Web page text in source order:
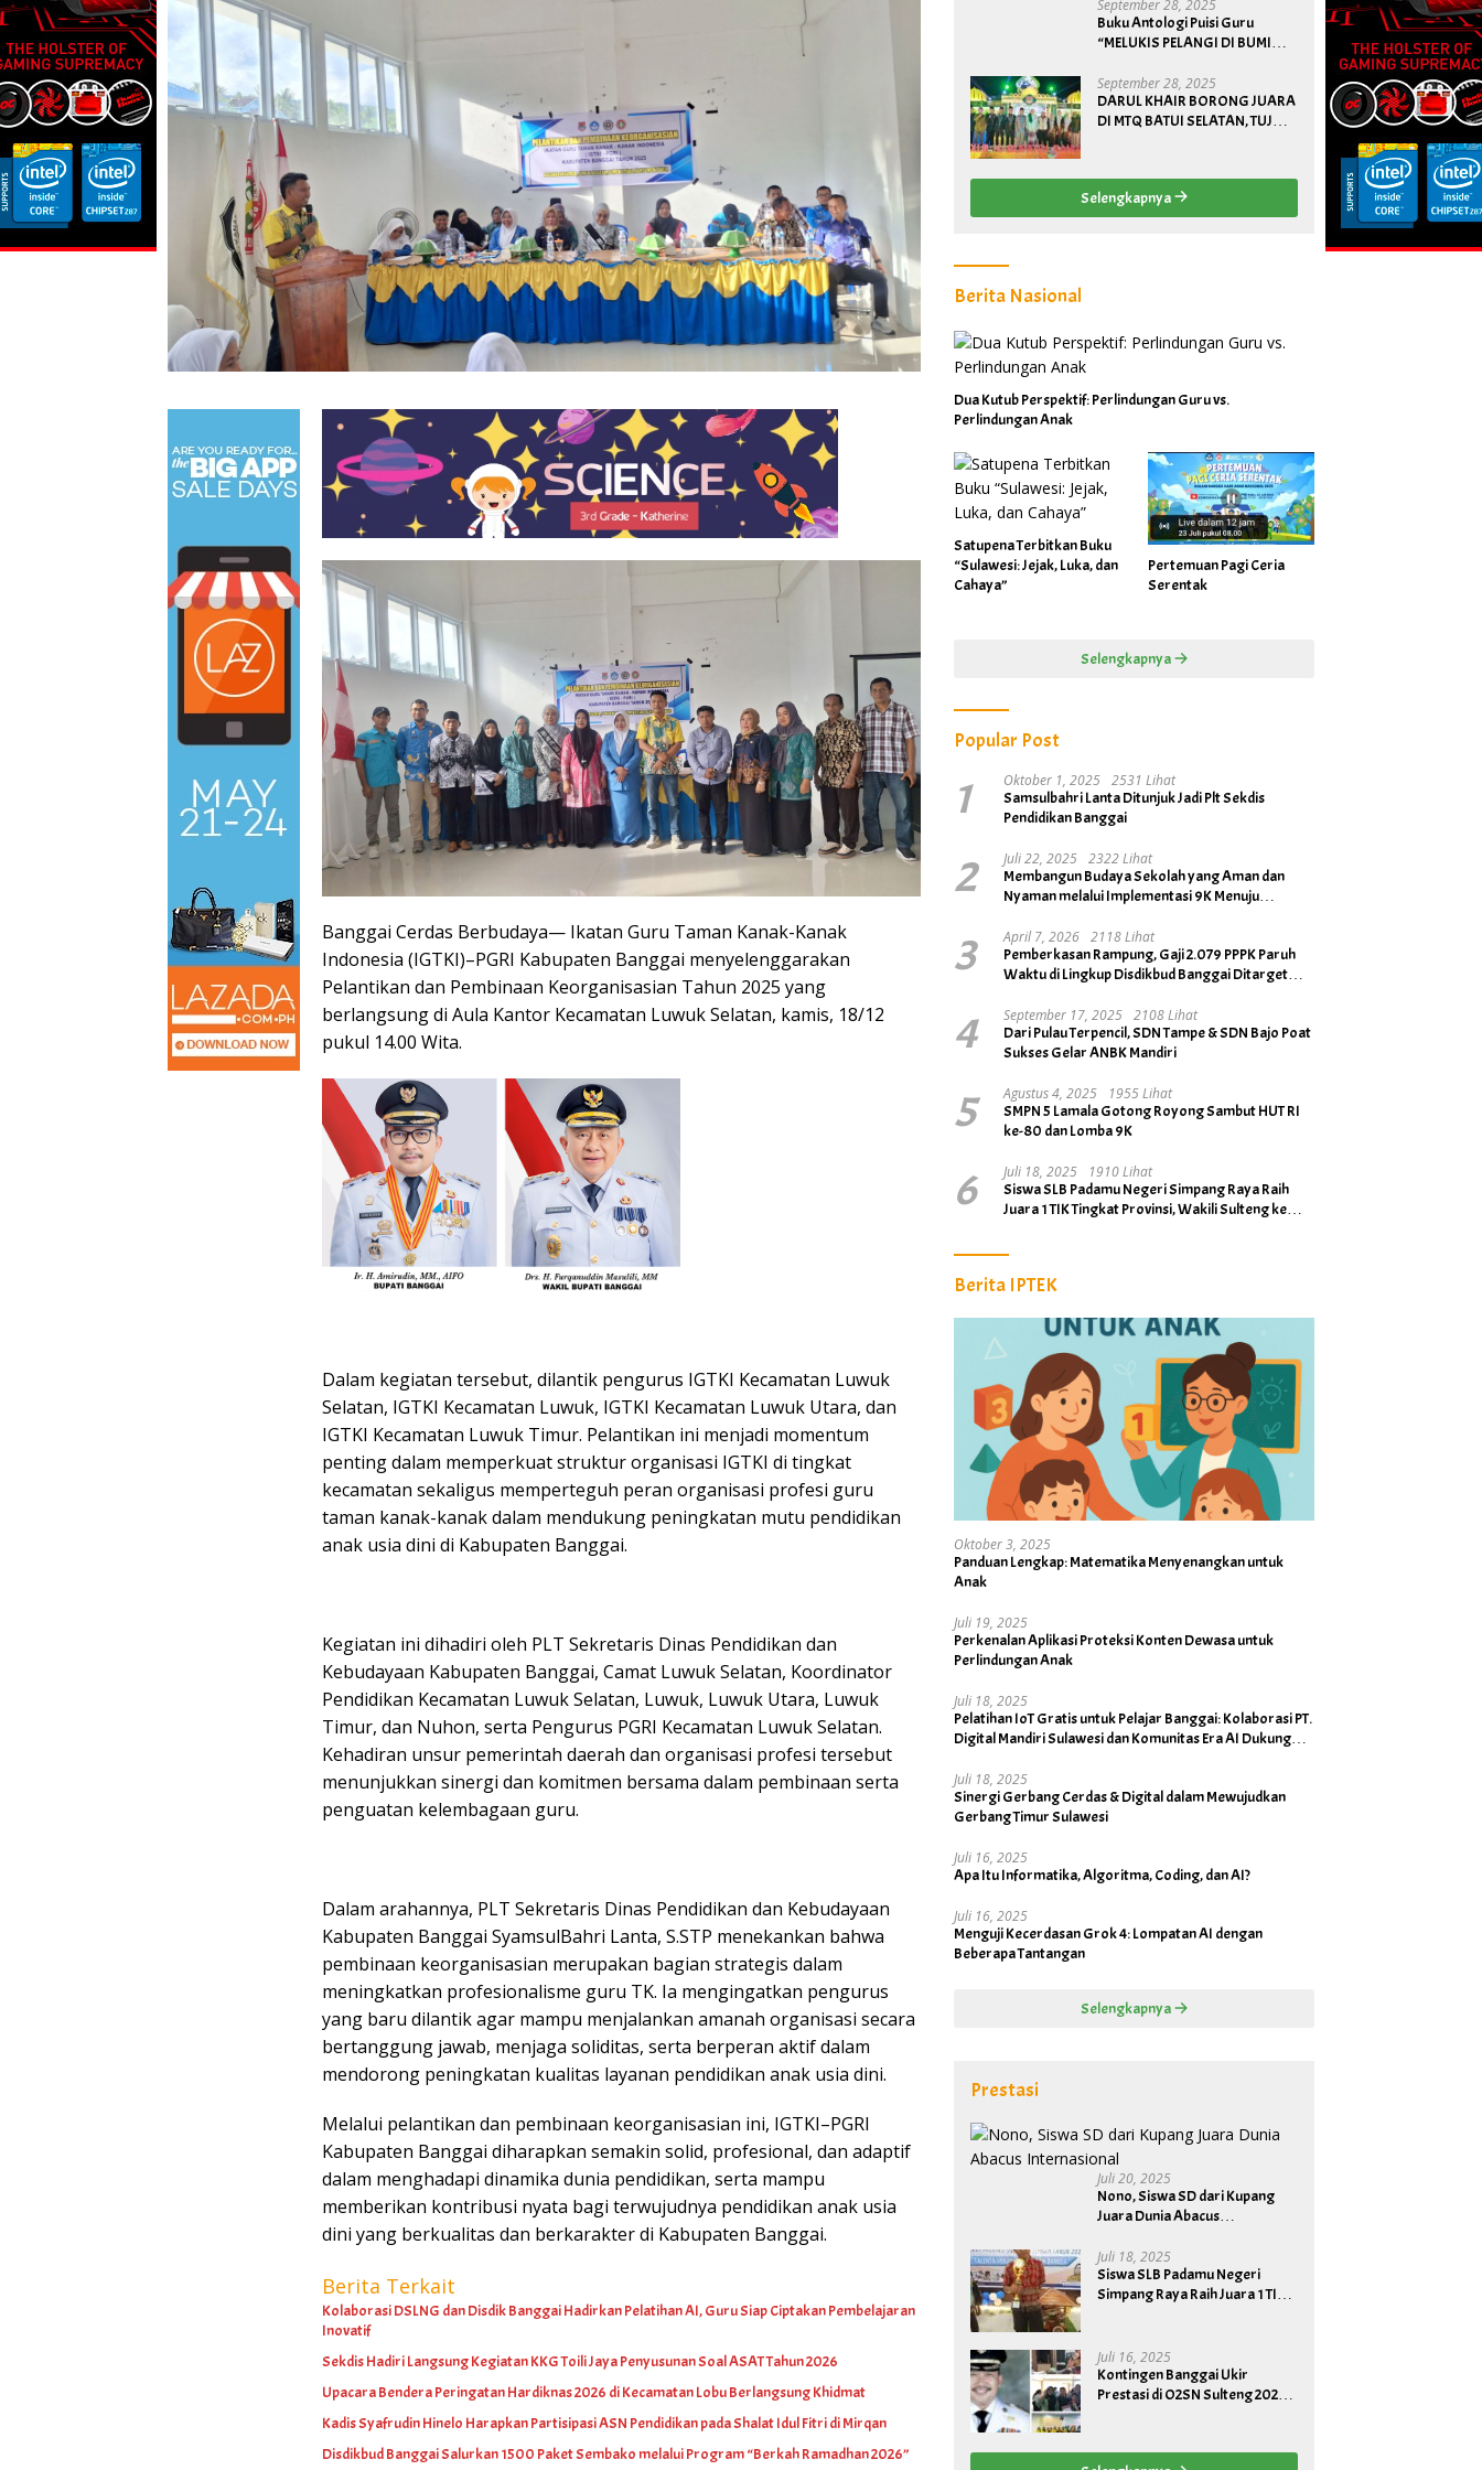
Banggai Cerdas Berbudaya— Ikatan Guru Taman Kanak-Kanak
Indonesia (IGTKI)–PGRI Kabupaten Banggai menyelenggarakan
Pelantikan dan Pembinaan Keorganisasian Tahun 2025 yang
berlangsung di Aula Kantor Kecamatan Luwuk Selatan, kamis, 18/12
pukul 14.00 Wita.
Dalam kegiatan tersebut, dilantik pengurus IGTKI Kecamatan Luwuk
Selatan, IGTKI Kecamatan Luwuk, IGTKI Kecamatan Luwuk Utara, dan
IGTKI Kecamatan Luwuk Timur. Pelantikan ini menjadi momentum
penting dalam memperkuat struktur organisasi IGTKI di tingkat
kecamatan sekaligus memperteguh peran organisasi profesi guru
taman kanak-kanak dalam mendukung peningkatan mutu pendidikan
anak usia dini di Kabupaten Banggai.
Kegiatan ini dihadiri oleh PLT Sekretaris Dinas Pendidikan dan
Kebudayaan Kabupaten Banggai, Camat Luwuk Selatan, Koordinator
Pendidikan Kecamatan Luwuk Selatan, Luwuk, Luwuk Utara, Luwuk
Timur, dan Nuhon, serta Pengurus PGRI Kecamatan Luwuk Selatan.
Kehadiran unsur pemerintah daerah dan organisasi profesi tersebut
menunjukkan sinergi dan komitmen bersama dalam pembinaan serta
penguatan kelembagaan guru.
Dalam arahannya, PLT Sekretaris Dinas Pendidikan dan Kebudayaan
Kabupaten Banggai SyamsulBahri Lanta, S.STP menekankan bahwa
pembinaan keorganisasian merupakan bagian strategis dalam
meningkatkan profesionalisme guru TK. Ia mengingatkan pengurus
yang baru dilantik agar mampu menjalankan amanah organisasi secara
bertanggung jawab, menjaga soliditas, serta berperan aktif dalam
mendorong peningkatan kualitas layanan pendidikan anak usia dini.
Melalui pelantikan dan pembinaan keorganisasian ini, IGTKI–PGRI
Kabupaten Banggai diharapkan semakin solid, profesional, dan adaptif
dalam menghadapi dinamika dunia pendidikan, serta mampu
memberikan kontribusi nyata bagi terwujudnya pendidikan anak usia
dini yang berkualitas dan berkarakter di Kabupaten Banggai.
Berita Terkait
Kolaborasi DSLNG dan Disdik Banggai Hadirkan Pelatihan AI, Guru Siap Ciptakan Pembelajaran
Inovatif
Sekdis Hadiri Langsung Kegiatan KKG Toili Jaya Penyusunan Soal ASAT Tahun 2026
Upacara Bendera Peringatan Hardiknas 2026 di Kecamatan Lobu Berlangsung Khidmat
Kadis Syafrudin Hinelo Harapkan Partisipasi ASN Pendidikan pada Shalat Idul Fitri di Mirqan
Disdikbud Banggai Salurkan 1500 Paket Sembako melalui Program “Berkah Ramadhan 2026”
September 28, 2025
Buku Antologi Puisi Guru
“MELUKIS PELANGI DI BUMI
September 28, 2025
DARUL KHAIR BORONG JUARA
DI MTQ BATUI SELATAN, TUJUH
Selengkapnya
Berita Nasional
Dua Kutub Perspektif: Perlindungan Guru vs.
Perlindungan Anak
Satupena Terbitkan Buku
“Sulawesi: Jejak, Luka, dan
Cahaya”
Pertemuan Pagi Ceria
Serentak
Selengkapnya
Popular Post
1 Oktober 1, 2025
2531 Lihat
Samsulbahri Lanta Ditunjuk Jadi Plt Sekdis
Pendidikan Banggai
2 Juli 22, 2025
2322 Lihat
Membangun Budaya Sekolah yang Aman dan
Nyaman melalui Implementasi 9K Menuju
3 April 7, 2026
2118 Lihat
Pemberkasan Rampung, Gaji 2.079 PPPK Paruh
Waktu di Lingkup Disdikbud Banggai Ditarget
4 September 17, 2025
2108 Lihat
Dari Pulau Terpencil, SDN Tampe & SDN Bajo Poat
Sukses Gelar ANBK Mandiri
5 Agustus 4, 2025
1955 Lihat
SMPN 5 Lamala Gotong Royong Sambut HUT RI
ke-80 dan Lomba 9K
6 Juli 18, 2025
1910 Lihat
Siswa SLB Padamu Negeri Simpang Raya Raih
Juara 1 TIK Tingkat Provinsi, Wakili Sulteng ke
Berita IPTEK
Oktober 3, 2025
Panduan Lengkap: Matematika Menyenangkan untuk
Anak
Juli 19, 2025
Perkenalan Aplikasi Proteksi Konten Dewasa untuk
Perlindungan Anak
Juli 18, 2025
Pelatihan IoT Gratis untuk Pelajar Banggai: Kolaborasi PT.
Digital Mandiri Sulawesi dan Komunitas Era AI Dukung
Juli 18, 2025
Sinergi Gerbang Cerdas & Digital dalam Mewujudkan
Gerbang Timur Sulawesi
Juli 16, 2025
Apa Itu Informatika, Algoritma, Coding, dan AI?
Juli 16, 2025
Menguji Kecerdasan Grok 4: Lompatan AI dengan
Beberapa Tantangan
Selengkapnya
Prestasi
Juli 20, 2025
Nono, Siswa SD dari Kupang
Juara Dunia Abacus
Juli 18, 2025
Siswa SLB Padamu Negeri
Simpang Raya Raih Juara 1 TIK
Juli 16, 2025
Kontingen Banggai Ukir
Prestasi di O2SN Sulteng 2025,